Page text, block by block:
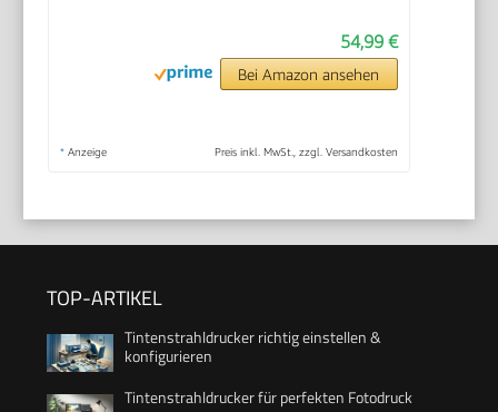
54,99 €
Bei Amazon ansehen
* Anzeige Preis inkl. MwSt., zzgl. Versandkosten
TOP-ARTIKEL
Tintenstrahldrucker richtig einstellen &
konfigurieren
Tintenstrahldrucker für perfekten Fotodruck